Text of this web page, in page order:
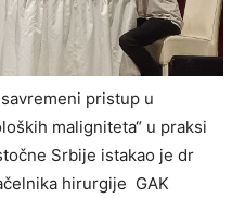
pristup u
maligniteta“ u praksi
Srbije istakao je dr
hirurgije GAK